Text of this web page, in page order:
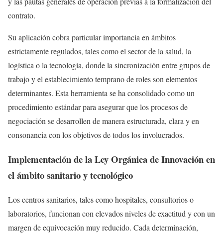
contrato.
Su aplicación cobra particular importancia en ámbitos
estrictamente regulados, tales como el sector de la salud, la
logística o la tecnología, donde la sincronización entre grupos de
trabajo y el establecimiento temprano de roles son elementos
determinantes. Esta herramienta se ha consolidado como un
procedimiento estándar para asegurar que los procesos de
negociación se desarrollen de manera estructurada, clara y en
consonancia con los objetivos de todos los involucrados.
Implementación de la Ley Orgánica de Innovación en
el ámbito sanitario y tecnológico
Los centros sanitarios, tales como hospitales, consultorios o
laboratorios, funcionan con elevados niveles de exactitud y con un
margen de equivocación muy reducido. Cada determinación,